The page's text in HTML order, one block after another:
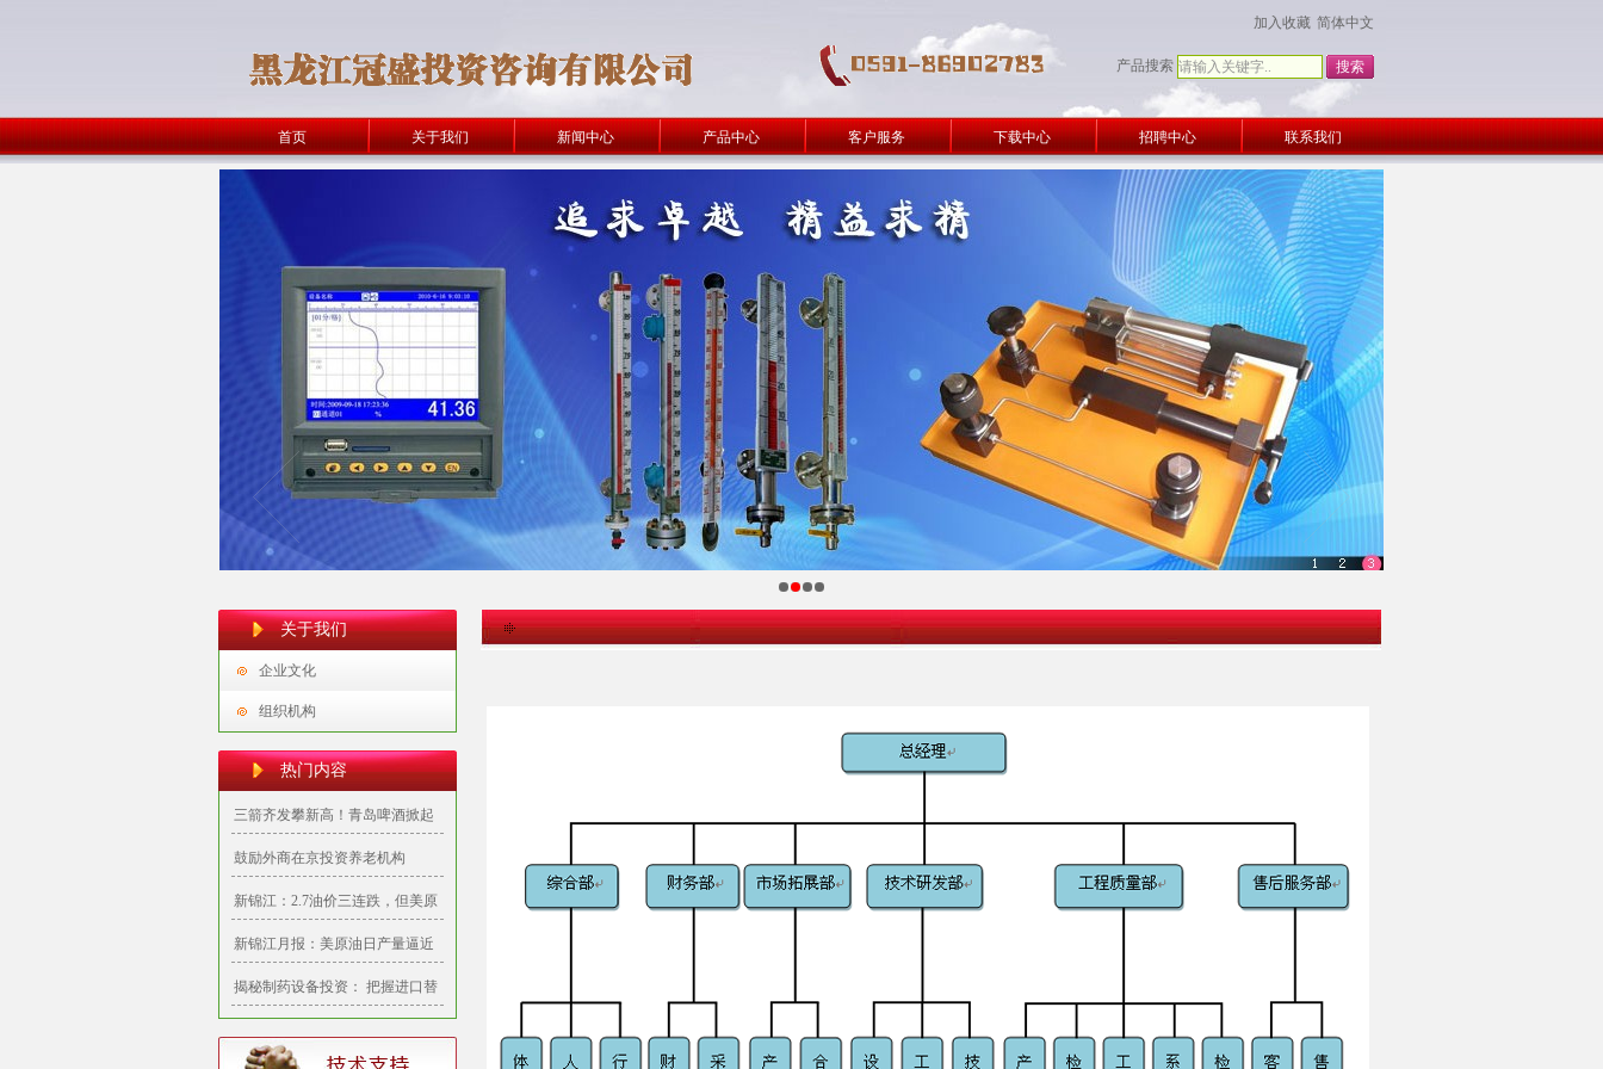
加入收藏 简体中文
产品搜索
首页 关于我们 新闻中心 产品中心 客户服务 下载中心 招聘中心 联系我们
关于我们
企业文化
组织机构
热门内容
三箭齐发攀新高！青岛啤酒掀起
2020首批投资建设新热潮
鼓励外商在京投资养老机构
新锦江：2.7油价三连跌，但美原
油期货多空仍未见分晓
新锦江月报：美原油日产量逼近
千一大关，油价整体看多
揭秘制药设备投资： 把握进口替
代和产业整合机会